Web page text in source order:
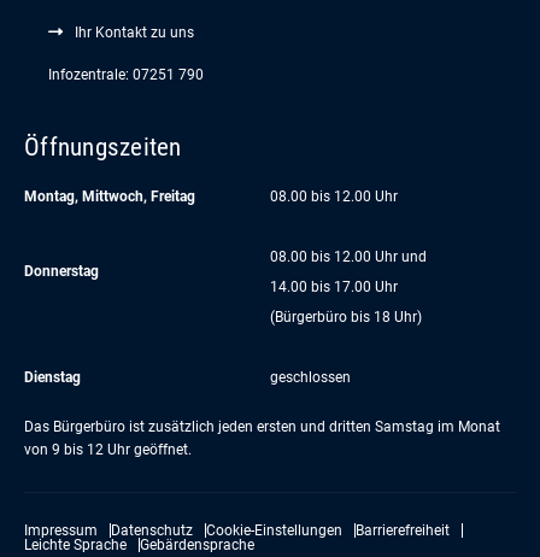
Ihr Kontakt zu uns
Infozentrale: 07251 790
Öffnungszeiten
Montag, Mittwoch, Freitag 08.00 bis 12.00 Uhr
Donnerstag
08.00 bis 12.00 Uhr und
14.00 bis 17.00 Uhr
(Bürgerbüro bis 18 Uhr)
Dienstag geschlossen
Das Bürgerbüro ist zusätzlich jeden ersten und dritten Samstag im Monat
von 9 bis 12 Uhr geöffnet.
Impressum Datenschutz Cookie-Einstellungen
Barrierefreiheit
Leichte Sprache
Gebärdensprache